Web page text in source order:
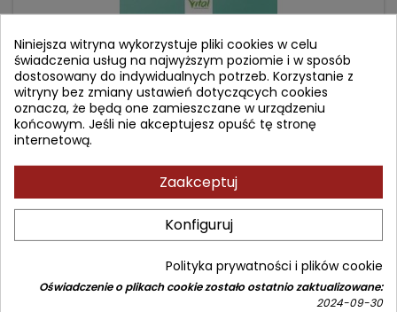
Autor: Megan Moore
(0)
Kompletny przewodnik po żywieniu, ćwiczeniach i
regeneracji dla pacjentów przed i po operacji żołądka
Cena
32,90 złCena
podstawowa
49,40 zł
Dodaj do koszyka
favorite_border
Niniejsza witryna wykorzystuje pliki cookies w celu
świadczenia usług na najwyższym poziomie i w sposób
dostosowany do indywidualnych potrzeb. Korzystanie z
witryny bez zmiany ustawień dotyczących cookies
oznacza, że będą one zamieszczane w urządzeniu
końcowym. Jeśli nie akceptujesz opuść tę stronę
internetową.
Zaakceptuj
Konfiguruj
Polityka prywatności i plików cookie
Oświadczenie o plikach cookie zostało ostatnio zaktualizowane:
2024-09-30